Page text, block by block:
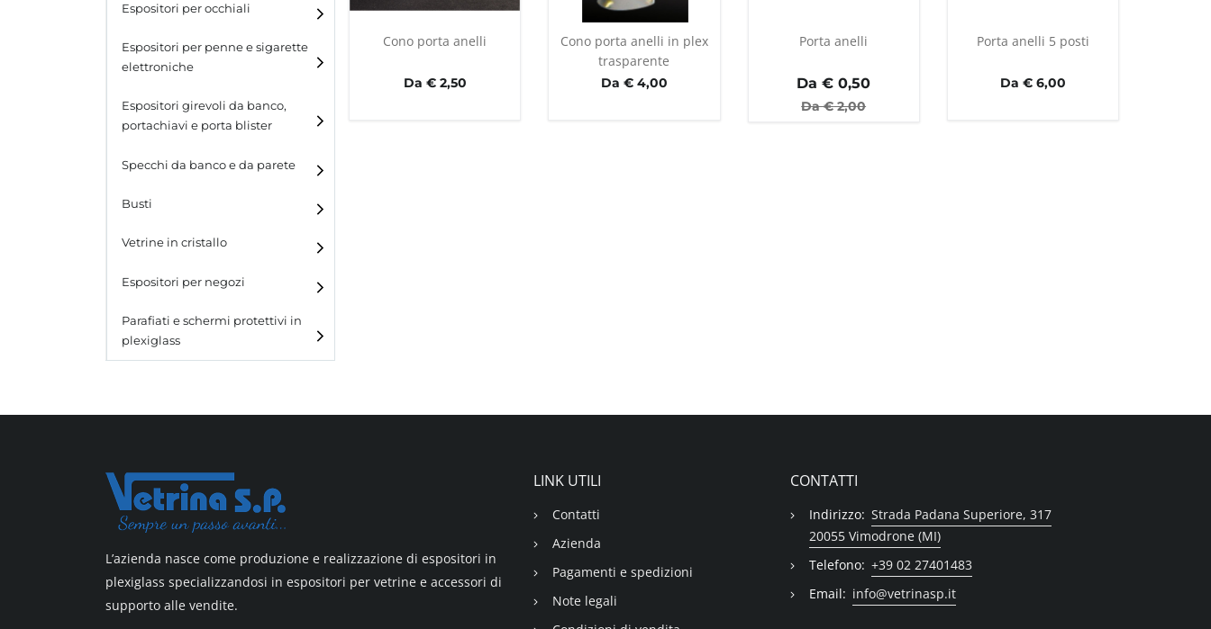
Espositori per occhiali
Espositori per penne e sigarette
elettroniche
Espositori girevoli da banco,
portachiavi e porta blister
Espositori girevoli da
ganci
Specchi da banco e da parete
Busti
Vetrine in cristallo
Laminato
Laminato light
All design
Top line 3
Espositori per negozi
Parafiati e schermi protettivi in
plexiglass
Cono porta anelli
Da € 2,50
Cono porta anelli in plex
trasparente
Da € 4,00
Porta anelli
Da € 0,50
Da €2,00
Porta anelli 5 posti
Da € 6,00
L’azienda nasce come produzione e realizzazione di espositori in
plexiglass specializzandosi in espositori per vetrine e accessori di
supporto alle vendite.
LINK UTILI
Contatti
Azienda
Pagamenti e spedizioni
Note legali
CONTATTI
Indirizzo: Strada Padana Superiore, 317
20055 Vimodrone (MI)
Telefono: +39 02 27401483
Email: info@vetrinasp.it